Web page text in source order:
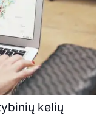
kelių